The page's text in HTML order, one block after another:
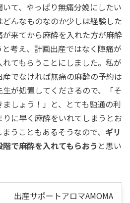
いて、やっぱり無痛分娩にしたい
んなものなのか少しは経験した
来てから麻酔を入れた方が麻酔
考え、計画出産ではなく陣痛が
てもらうことにしました。私が
でなければ無痛の麻酔の予約は
が処置してくださるので、「そ
しょう！」と、とても融通の利
に早く麻酔をいれてしまうとお
うこともあるそうなので、 ギリ
で麻酔を入れてもらおう と思い
出産サポートアロマAMOMA